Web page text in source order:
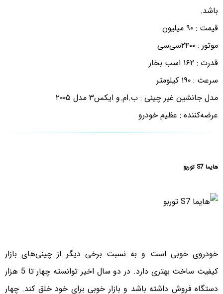
باشد.
قیمت : ۹۰ میلیون
موتور : ۲۴۰۰سی‌سی
قدرت : ۱۶۲ اسب بخار
سرعت : ۱۹۰ کیلومتر
مدل جانشین غیر چینی : ب.ام.و ایکس۳ مدل ۲۰۰۵
عرضه‌کننده : عظیم خودرو
هایما S7 توربو
خودروی خوبی است و به نسبت برخی دیگر از چینی‌های بازار
کیفیت ساخت بهتری دارد. در دو سال اخیر توانسته چهار تا 5 هزار
دستگاه فروش داشته باشد و بازار خوبی برای خود خلق کند. چهار